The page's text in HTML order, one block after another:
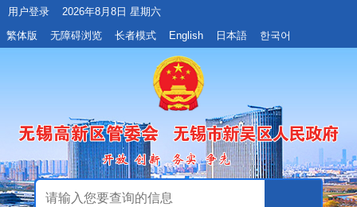
用户登录
2026年8月8日 星期六
繁体版
无障碍浏览 长者模式 English 日本語 한국어